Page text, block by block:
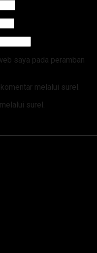
saya pada peramban
melalui surel.
surel.